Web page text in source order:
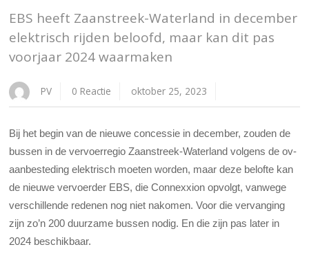
EBS heeft Zaanstreek-Waterland in december
elektrisch rijden beloofd, maar kan dit pas
voorjaar 2024 waarmaken
PV 0 Reactie oktober 25, 2023
Bij het begin van de nieuwe concessie in december, zouden de
bussen in de vervoerregio Zaanstreek-Waterland volgens de ov-
aanbesteding elektrisch moeten worden, maar deze belofte kan
de nieuwe vervoerder EBS, die Connexxion opvolgt, vanwege
verschillende redenen nog niet nakomen. Voor die vervanging
zijn zo’n 200 duurzame bussen nodig. En die zijn pas later in
2024 beschikbaar.